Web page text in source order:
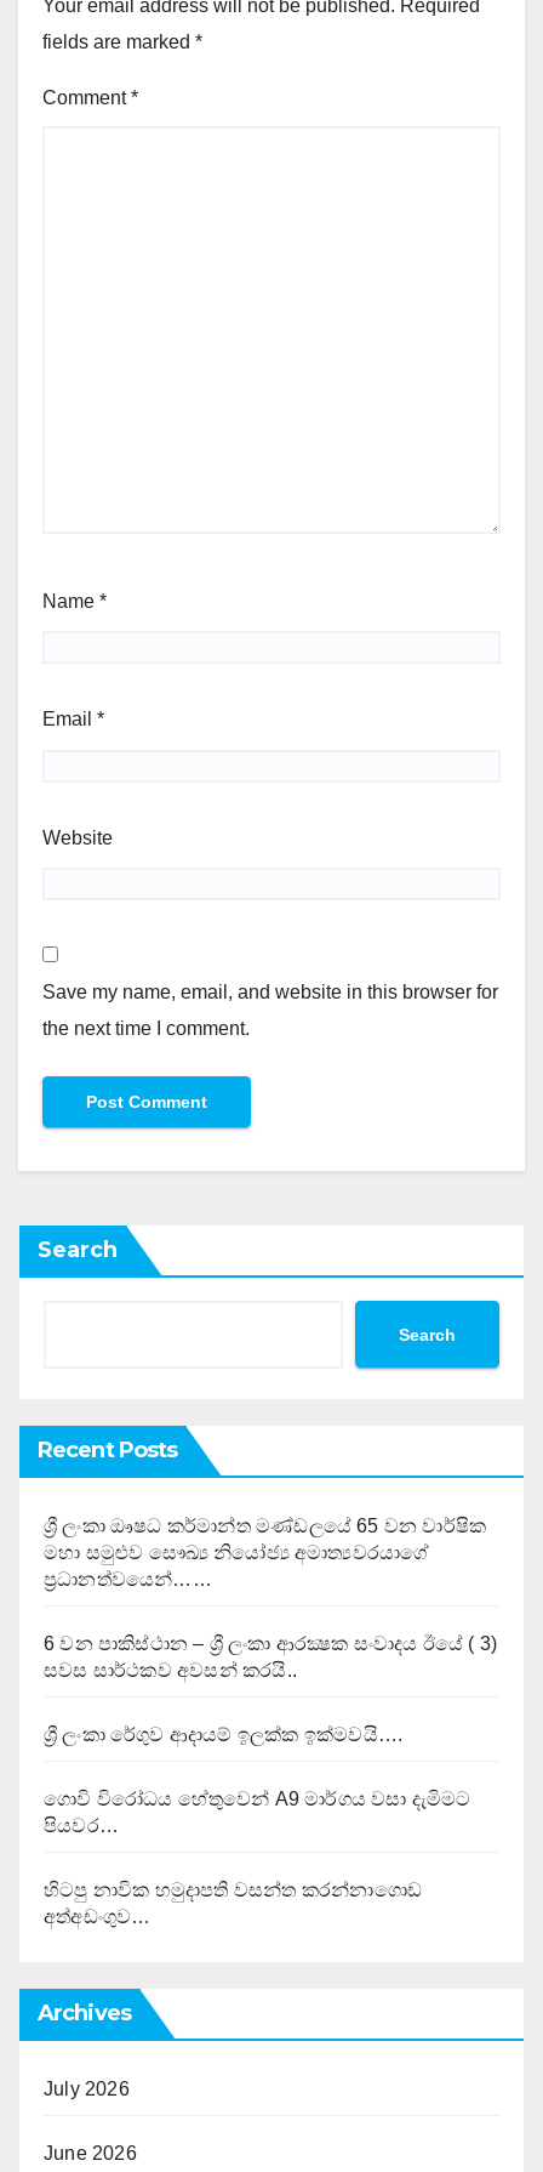
Your email address will not be published. Required
fields are marked *
Comment*
Name *
Email *
Website
Save my name, email, and website in this browser for
the next time I comment.
Search
Search
Recent Posts
ශ්‍රී ලංකා ඖෂධ කර්මාන්ත මණ්ඩලයේ 65 වන වාර්ෂික
මහා සමුළුව සෞඛ්‍ය නියෝජ්‍ය අමාත්‍යවරයාගේ
ප්‍රධානත්වයෙන්……
6 වන පාකිස්ථාන – ශ්‍රී ලංකා ආරක්‍ෂක සංවාදය ඊයේ ( 3)
සවස සාර්ථකව අවසන් කරයි..
ශ්‍රී ලංකා රේගුව ආදායම් ඉලක්ක ඉක්මවයි….
ගොවි විරෝධය හේතුවෙන් A9 මාර්ගය වසා දැමිමට
පියවර…
හිටපු නාවික හමුදාපති වසන්ත කරන්නාගොඩ
අත්අඩංගුව…
Archives
July 2026
June 2026